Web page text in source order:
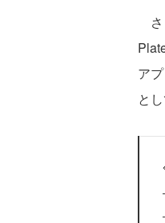
さ
ア
とし